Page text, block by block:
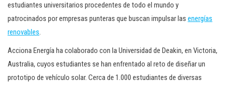
estudiantes universitarios procedentes de todo el mundo y
patrocinados por empresas punteras que buscan impulsar las energías
renovables.
Acciona Energía ha colaborado con la Universidad de Deakin, en Victoria,
Australia, cuyos estudiantes se han enfrentado al reto de diseñar un
prototipo de vehículo solar. Cerca de 1.000 estudiantes de diversas